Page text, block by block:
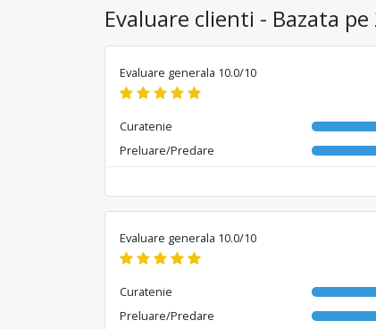
Evaluare clienti - Bazata
Evaluare generala 10.0/10
Curatenie
Preluare/Predare
Evaluare generala 10.0/10
Curatenie
Preluare/Predare